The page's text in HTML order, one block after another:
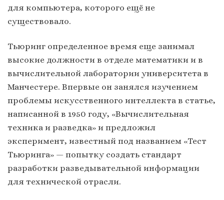
для компьютера, которого ещё не
существовало.
Тьюринг определенное время еще занимал
высокие должности в отделе математики и в
вычислительной лаборатории университета в
Манчестере. Впервые он занялся изучением
проблемы искусственного интеллекта в статье,
написанной в 1950 году, «Вычислительная
техника и разведка» и предложил
эксперимент, известный под названием «Тест
Тьюринга» — попытку создать стандарт
разработки разведывательной информации
для технической отрасли.